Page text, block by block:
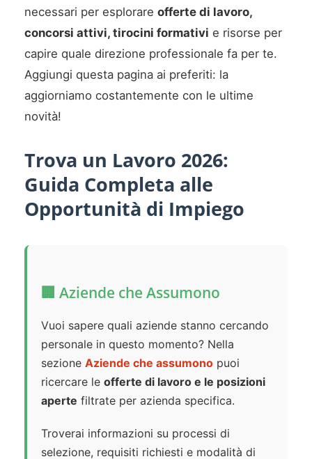
necessari per esplorare offerte di lavoro,
concorsi attivi, tirocini formativi e risorse per
capire quale direzione professionale fa per te.
Aggiungi questa pagina ai preferiti: la
aggiorniamo costantemente con le ultime
novità!
Trova un Lavoro 2026:
Guida Completa alle
Opportunità di Impiego
🏢 Aziende che Assumono
Vuoi sapere quali aziende stanno cercando
personale in questo momento? Nella
sezione Aziende che assumono puoi
ricercare le offerte di lavoro e le posizioni
aperte filtrate per azienda specifica.
Troverai informazioni su processi di
selezione, requisiti richiesti e modalità di